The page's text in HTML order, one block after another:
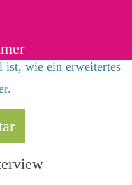
ist, wie ein erweitertes